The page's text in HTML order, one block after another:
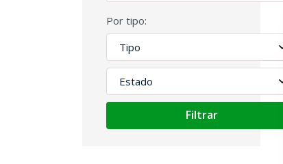
Por tipo:
Filtrar